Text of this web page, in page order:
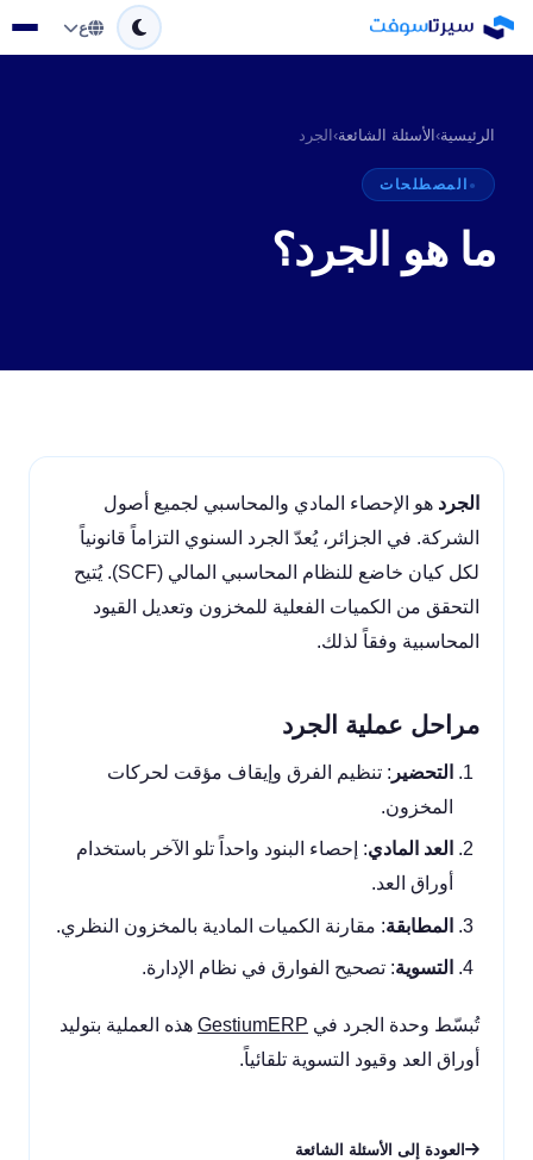
ع
الرئيسية› الأسئلة الشائعة› الجرد
المصطلحات
ما هو الجرد؟
الجرد هو الإحصاء المادي والمحاسبي لجميع أصول
الشركة. في الجزائر، يُعدّ الجرد السنوي التزاماً قانونياً
لكل كيان خاضع للنظام المحاسبي المالي (SCF). يُتيح
التحقق من الكميات الفعلية للمخزون وتعديل القيود
المحاسبية وفقاً لذلك.
مراحل عملية الجرد
التحضير : تنظيم الفرق وإيقاف مؤقت لحركات
المخزون.
العد المادي: إحصاء البنود واحداً تلو الآخر باستخدام
أوراق العد.
المطابقة: مقارنة الكميات المادية بالمخزون النظري.
التسوية: تصحيح الفوارق في نظام الإدارة.
تُبسّط وحدة الجرد في GestiumERP هذه العملية بتوليد
أوراق العد وقيود التسوية تلقائياً.
العودة إلى الأسئلة الشائعة